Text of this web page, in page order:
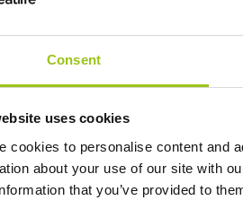
Consent
uses cookies
cookies to personalise content and
about your use of our site with
that you’ve provided to